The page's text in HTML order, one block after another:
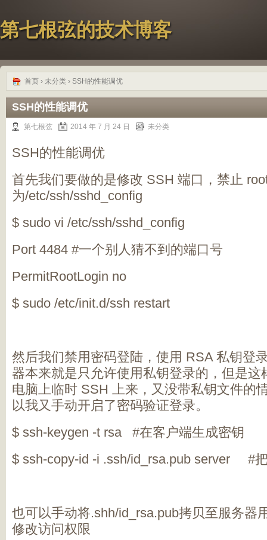
第七根弦的技术博客
首页 › 未分类 › SSH的性能调优
SSH的性能调优
第七根弦 2014 年 7 月 24 日 未分类
SSH的性能调优
首先我们要做的是修改 SSH 端口，禁止
为/etc/ssh/sshd_config
$ sudo vi /etc/ssh/sshd_config
Port 4484 #一个别人猜不到的端口号
PermitRootLogin no
$ sudo /etc/init.d/ssh restart
然后我们禁用密码登陆，使用 RSA 私钥登
器本来就是只允许使用私钥登录的，但是这
电脑上临时 SSH 上来，又没带私钥文件的
以我又手动开启了密码验证登录。
$ ssh-keygen -t rsa #在客户端生成密钥
$ ssh-copy-id -i .ssh/id_rsa.pub server #
也可以手动将.shh/id_rsa.pub拷贝至服务器
修改访问权限